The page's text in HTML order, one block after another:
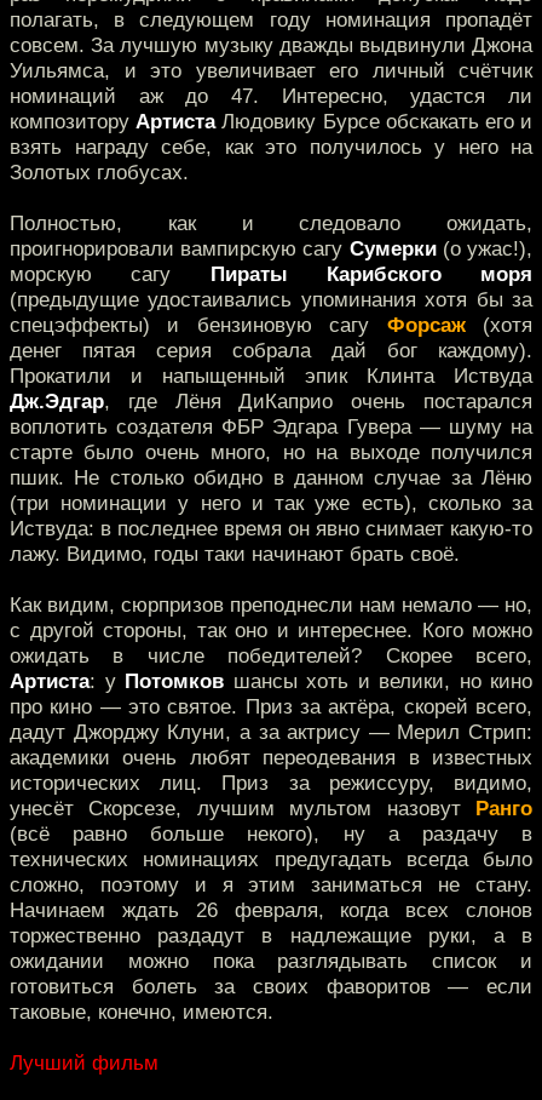
полагать, в следующем году номинация пропадёт
совсем. За лучшую музыку дважды выдвинули Джона
Уильямса, и это увеличивает его личный счётчик
номинаций аж до 47. Интересно, удастся ли
композиторуАртистаЛюдовику Бурсе обскакать его и
взять награду себе, как это получилось у него на
Золотых глобусах.
Полностью, как и следовало ожидать,
проигнорировали вампирскую сагу Сумерки(о ужас!),
морскую сагу Пираты Карибского моря
(предыдущие удостаивались упоминания хотя бы за
спецэффекты) и бензиновую сагу Форсаж(хотя
денег пятая серия собрала дай бог каждому).
Прокатили и напыщенный эпик Клинта Иствуда
Дж.Эдгар, где Лёня ДиКаприо очень постарался
воплотить создателя ФБР Эдгара Гувера — шуму на
старте было очень много, но на выходе получился
пшик. Не столько обидно в данном случае за Лёню
(три номинации у него и так уже есть), сколько за
Иствуда: в последнее время он явно снимает какую-то
лажу. Видимо, годы таки начинают брать своё.
Как видим, сюрпризов преподнесли нам немало — но,
с другой стороны, так оно и интереснее. Кого можно
ожидать в числе победителей? Скорее всего,
Артиста: у Потомков шансы хоть и велики, но кино
про кино — это святое. Приз за актёра, скорей всего,
дадут Джорджу Клуни, а за актрису — Мерил Стрип:
академики очень любят переодевания в известных
исторических лиц. Приз за режиссуру, видимо,
унесёт Скорсезе, лучшим мультом назовут Ранго
(всё равно больше некого), ну а раздачу в
технических номинациях предугадать всегда было
сложно, поэтому и я этим заниматься не стану.
Начинаем ждать 26 февраля, когда всех слонов
торжественно раздадут в надлежащие руки, а в
ожидании можно пока разглядывать список и
готовиться болеть за своих фаворитов — если
таковые, конечно, имеются.
Лучший фильм